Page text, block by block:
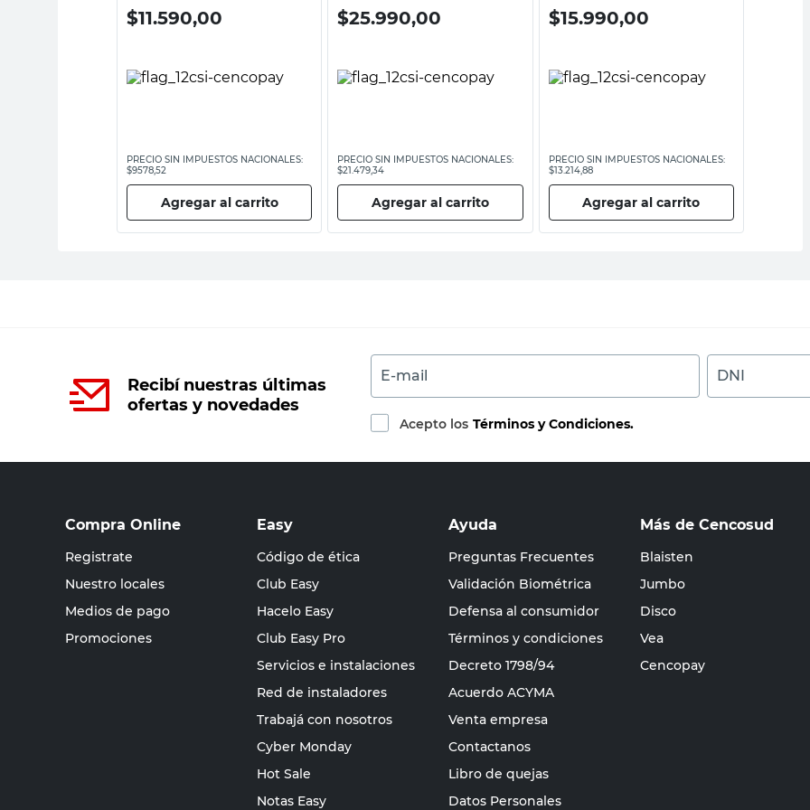
$11.590,00
PRECIO SIN IMPUESTOS NACIONALES:
$9578,52
Agregar al carrito
$25.990,00
PRECIO SIN IMPUESTOS NACIONALES:
$21.479,34
Agregar al carrito
$15.990,00
PRECIO SIN IMPUESTOS NACIONALES:
$13.214,88
Agregar al carrito
Recibí nuestras últimas
ofertas y novedades
E-mail DNI
Acepto los Términos y Condiciones.
Compra Online
Registrate
Nuestro locales
Medios de pago
Promociones
Easy
Código de ética
Club Easy
Hacelo Easy
Club Easy Pro
Servicios e instalaciones
Red de instaladores
Trabajá con nosotros
Cyber Monday
Hot Sale
Notas Easy
Ayuda
Preguntas Frecuentes
Validación Biométrica
Defensa al consumidor
Términos y condiciones
Decreto 1798/94
Acuerdo ACYMA
Venta empresa
Contactanos
Libro de quejas
Datos Personales
Más de Cencosud
Blaisten
Jumbo
Disco
Vea
Cencopay